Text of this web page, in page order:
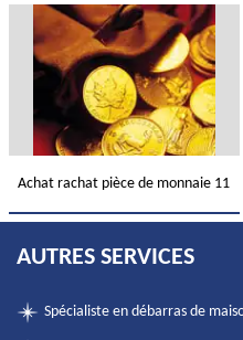
Achat rachat pièce de monnaie 11
AUTRES SERVICES
Spécialiste en débarras de